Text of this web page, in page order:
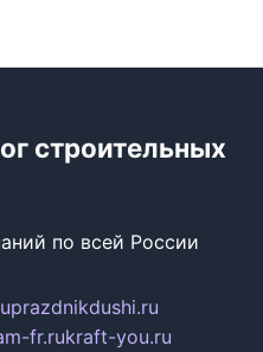
строительных
по всей России
prazdnikdushi.ru
fr.rukraft-you.ru